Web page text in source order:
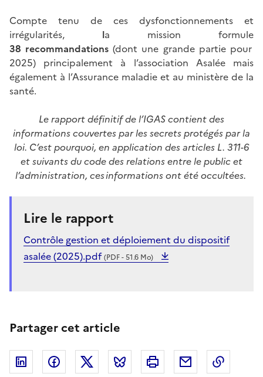
Compte tenu de ces dysfonctionnements et
irrégularités, la mission formule
38 recommandations(dont une grande partie pour
2025) principalement à l’association Asalée mais
également à l’Assurance maladie et au ministère de la
santé.
Le rapport définitif de l’IGAS contient des
informations couvertes par les secrets protégés par la
loi. C’est pourquoi, en application des articles L. 311-6
et suivants du code des relations entre le public et
l’administration, ces informations ont été occultées.
Lire le rapport
Contrôle gestion et déploiement du dispositif
asalée (2025).pdf(PDF - 51.6 Mo)
Partager cet article
Linkedin FacebookTwitter Bluesky Imprimer Courriel